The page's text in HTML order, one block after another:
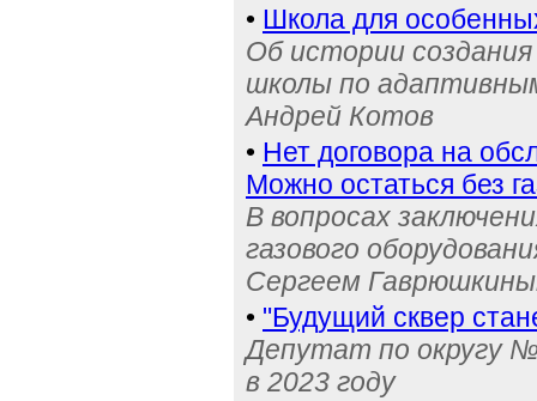
• Школа для
Об истории
школы по
Андрей Котов
• Нет договора на
Можно остаться без
В вопросах
газового
Сергеем
• "Будущий сквер
Депутат по округу
в 2023 году